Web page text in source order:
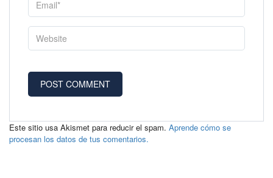
Este sitio usa Akismet para reducir el spam. Aprende cómo se
procesan los datos de tus comentarios.